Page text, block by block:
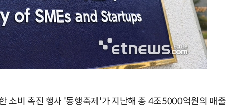
소비 촉진 행사 '동행축제'가 지난해 총 4조5000억원의 매출